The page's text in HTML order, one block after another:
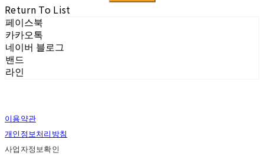
Return To List
페이스북
카카오톡
네이버 블로그
밴드
라인
이용약관
개인정보처리방침
사업자정보확인